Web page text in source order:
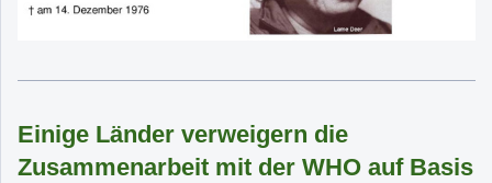
Einige Länder verweigern die
Zusammenarbeit mit der WHO auf Basis